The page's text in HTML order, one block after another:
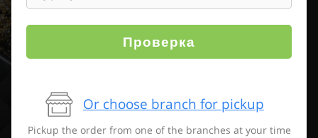
Проверка
Or choose branch for pickup
Pickup the order from one of the branches at your time